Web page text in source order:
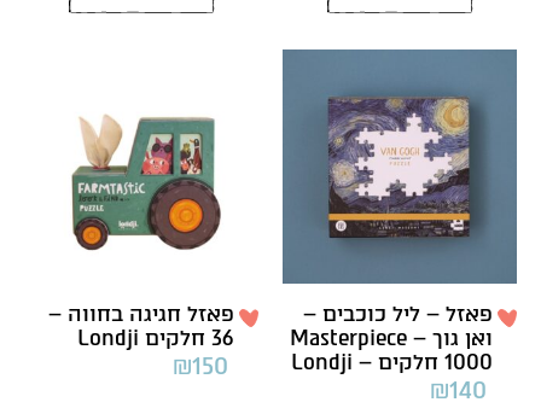
פאזל – ליל כוכבים –
ואן גוך Masterpiece –
1000 חלקים – Londji
₪140
פאזל חגיגה בחווה –
36 חלקים Londji
₪150